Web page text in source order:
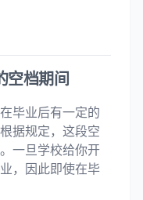
空档期间
毕业后有一定的
据规定，这段空
一旦学校给你开
，因此即使在毕